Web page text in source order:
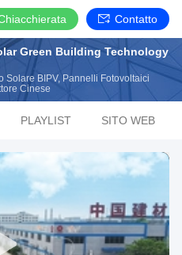
Contatto
Green Building Technology
Solare BIPV, Pannelli Fotovoltaici
Cinese
PLAYLIST SITO WEB